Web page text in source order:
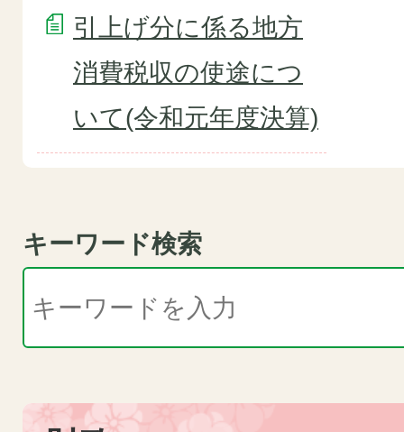
引上げ分に係る地方
消費税収の使途につ
いて(令和元年度決算)
キーワード検索